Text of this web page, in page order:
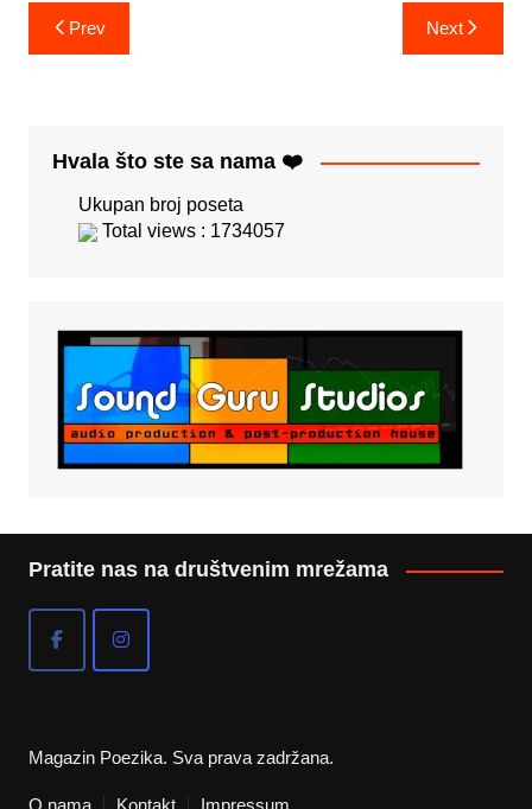
Post
navigation
Prev Next
Hvala što ste sa nama ❤️
Ukupan broj poseta
Total views : 1734057
Pratite nas na društvenim mrežama
Magazin Poezika. Sva prava zadržana.